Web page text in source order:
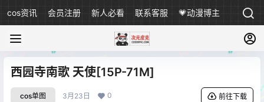
cos资讯 会员注册 新人必看 联系客服 💗动漫博主
西园寺南歌 天使[15P-71M]
cos单图 3月23日 0 前往下载